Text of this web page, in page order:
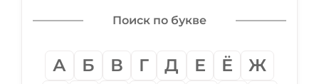
Поиск по букве
А Б В Г Д Е Ё
Ж